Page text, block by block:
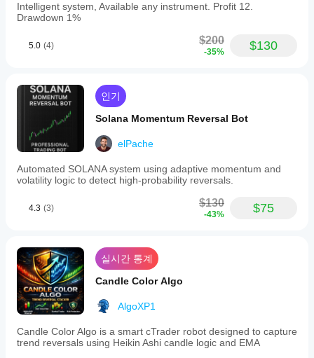
Intelligent system, Available any instrument. Profit 12.
Drawdown 1%
5.0 (4) $200
-35% $130
인기
Solana Momentum Reversal Bot
elPache
Automated SOLANA system using adaptive momentum and
volatility logic to detect high-probability reversals.
4.3 (3) $130
-43% $75
실시간 통계
Candle Color Algo
AlgoXP1
Candle Color Algo is a smart cTrader robot designed to capture
trend reversals using Heikin Ashi candle logic and EMA